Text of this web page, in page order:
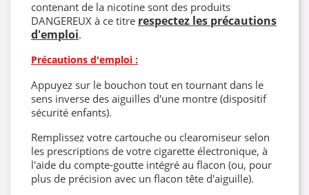
contenant de la nicotine sont des produits
DANGEREUX à ce titre respectez les précautions
d'emploi.
Précautions d'emploi :
Appuyez sur le bouchon tout en tournant dans le
sens inverse des aiguilles d'une montre (dispositif
sécurité enfants).
Remplissez votre cartouche ou clearomiseur selon
les prescriptions de votre cigarette électronique, à
l'aide du compte-goutte intégré au flacon (ou, pour
plus de précision avec un flacon tête d'aiguille).